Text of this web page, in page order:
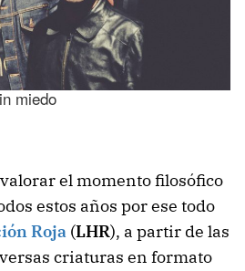
miedo
el momento filosófico
estos años por ese todo
Roja (LHR), a partir de las
criaturas en formato